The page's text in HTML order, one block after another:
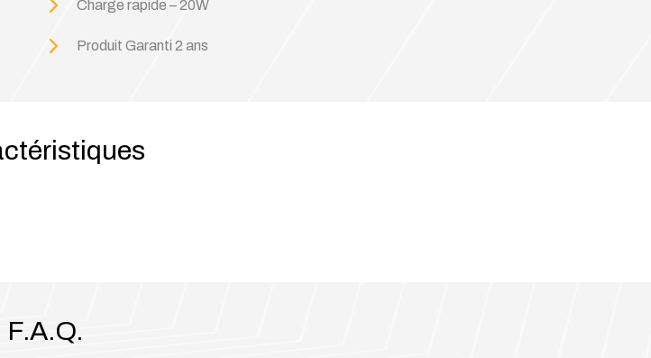
Charge rapide – 20W
Produit Garanti 2 ans
F.A.Q.